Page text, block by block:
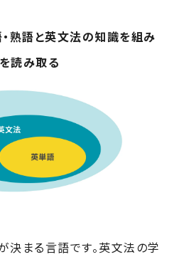
・熟語と英文法の知識を組み
読み取る
決まる言語です。英文法の学